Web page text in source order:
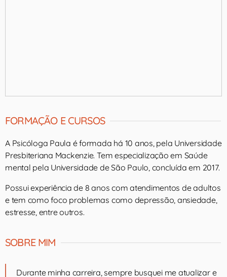
FORMAÇÃO E CURSOS
A Psicóloga Paula é formada há 10 anos, pela Universidade
Presbiteriana Mackenzie. Tem especialização em Saúde
mental pela Universidade de São Paulo, concluída em 2017.
Possui experiência de 8 anos com atendimentos de adultos
e tem como foco problemas como depressão, ansiedade,
estresse, entre outros.
SOBRE MIM
Durante minha carreira, sempre busquei me atualizar e